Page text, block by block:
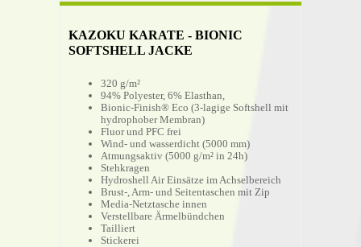
KAZOKU KARATE - BIONIC
SOFTSHELL JACKE
320 g/m²
94% Polyester, 6% Elasthan,
Bionic-Finish® Eco (3-lagige Softshell mit
hydrophober Membran)
Fluor und PFC frei
Wind- und wasserdicht (5000 mm)
Atmungsaktiv (5000 g/m² in 24h)
Stehkragen
Hydroshell Air Einsätze im Achselbereich
Brust-, Arm- und Seitentaschen mit Zip
Media-Netztasche innen
Verstellbare Ärmelbündchen
Tailliert
Stickerei